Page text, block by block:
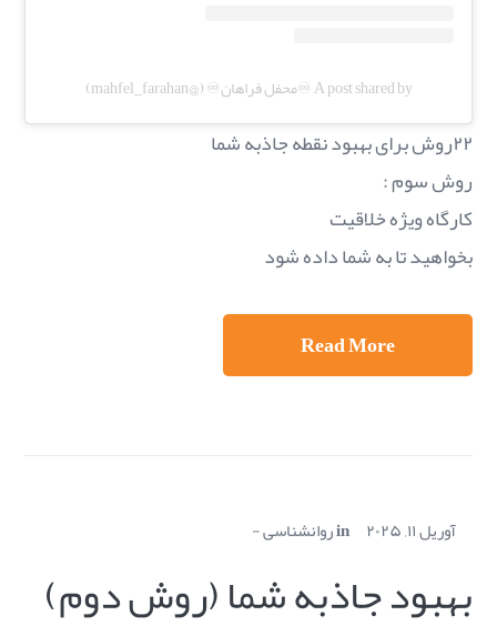
A post shared by ♾️محفل فراهان♾️ (@mahfel_farahan)
۲۲روش برای بهبود نقطه جاذبه شما
روش سوم :
کارگاه ویژه خلاقیت
بخواهید تا به شما داده شود
Read More
آوریل ۱۱, ۲۰۲۵ inروانشناسی
بهبود جاذبه شما (روش دوم)